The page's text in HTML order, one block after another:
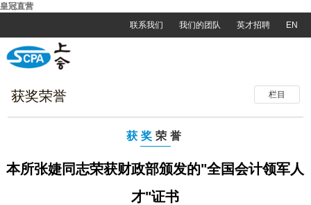
皇冠直营
联系我们
我们的团队 英才招聘 EN
栏目
获奖荣誉
获奖 荣誉
本所张婕同志荣获财政部颁发的"全国会计领军人
才"证书